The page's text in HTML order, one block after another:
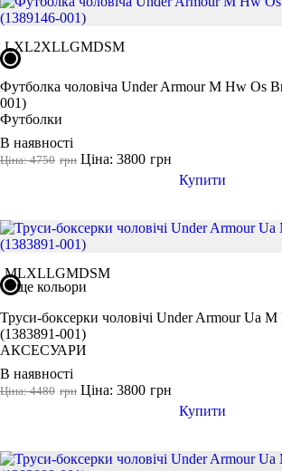
LXL2XLLGMDSM
Футболка чоловіча Under Armour M Hw Os
001)
Футболки
В наявності
грн
Ціна: 4750 грн
Ціна: 3800
Купити
MLXLLGMDSM
ще кольори
Труси-боксерки чоловічі Under Armour Ua
(1383891-001)
АКСЕСУАРИ
В наявності
грн
Ціна: 4480 грн
Ціна: 3800
Купити